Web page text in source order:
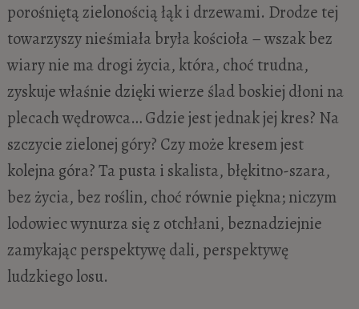
porośniętą zielonością łąk i drzewami. Drodze tej
towarzyszy nieśmiała bryła kościoła – wszak bez
wiary nie ma drogi życia, która, choć trudna,
zyskuje właśnie dzięki wierze ślad boskiej dłoni na
plecach wędrowca… Gdzie jest jednak jej kres? Na
szczycie zielonej góry? Czy może kresem jest
kolejna góra? Ta pusta i skalista, błękitno-szara,
bez życia, bez roślin, choć równie piękna; niczym
lodowiec wynurza się z otchłani, beznadziejnie
zamykając perspektywę dali, perspektywę
ludzkiego losu.